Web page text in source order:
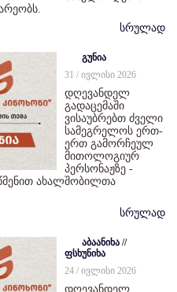
სრულად
გუნია
31 / ივლისი 2026
დღევანდელ
გადაცემაში
ვისაუბრებთ ძველი
სამეგრელოს ერთ-
ერთ გამორჩეულ
მითოლოგიურ
პერსონაჟზე -
ახალშობილთა
სრულად
აბაანიხა //
ფსხუნიხა
24 / ივლისი 2026
დღევანდელ